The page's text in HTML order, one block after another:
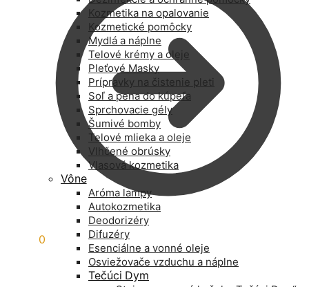
0
Kozmetika na opalovanie
Kozmetické pomôcky
Mydlá a náplne
Telové krémy a oleje
Pleťové Masky
Prípravky na čistenie pleti
Soľ a pena do kúpeľa
Sprchovacie gély
Šumivé bomby
Telové mlieka a oleje
Vlhčené obrúsky
Vlasová kozmetika
Vône
Aróma lampy
Autokozmetika
Deodorizéry
Difuzéry
Esenciálne a vonné oleje
Osviežovače vzduchu a náplne
Tečúci Dym